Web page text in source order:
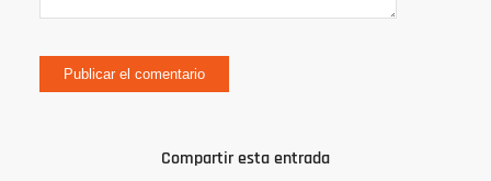
Compartir esta entrada